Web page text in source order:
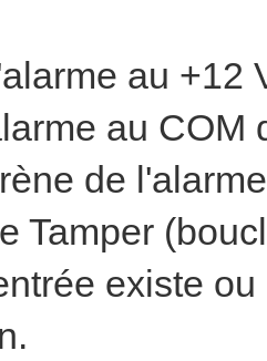
au +12
au COM
de
Tamper
existe